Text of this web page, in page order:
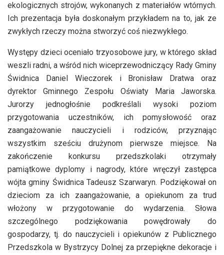
ekologicznych strojów, wykonanych z materiałów wtórnych.
Ich prezentacja była doskonałym przykładem na to, jak ze
zwykłych rzeczy można stworzyć coś niezwykłego.
Występy dzieci oceniało trzyosobowe jury, w którego skład
weszli radni, a wśród nich wiceprzewodniczący Rady Gminy
Świdnica Daniel Wieczorek i Bronisław Dratwa oraz
dyrektor Gminnego Zespołu Oświaty Maria Jaworska.
Jurorzy jednogłośnie podkreślali wysoki poziom
przygotowania uczestników, ich pomysłowość oraz
zaangażowanie nauczycieli i rodziców, przyznając
wszystkim sześciu drużynom pierwsze miejsce. Na
zakończenie konkursu przedszkolaki otrzymały
pamiątkowe dyplomy i nagrody, które wręczył zastępca
wójta gminy Świdnica Tadeusz Szarwaryn. Podziękował on
dzieciom za ich zaangażowanie, a opiekunom za trud
włożony w przygotowanie do wydarzenia. Słowa
szczególnego podziękowania powędrowały do
gospodarzy, tj. do nauczycieli i opiekunów z Publicznego
Przedszkola w Bystrzycy Dolnej za przepiękne dekoracje i